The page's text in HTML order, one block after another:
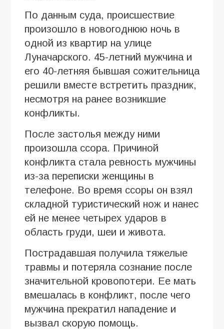
По данным суда, происшествие
произошло в новогоднюю ночь в
одной из квартир на улице
Луначарского. 45-летний мужчина и
его 40-летняя бывшая сожительница
решили вместе встретить праздник,
несмотря на ранее возникшие
конфликты.
После застолья между ними
произошла ссора. Причиной
конфликта стала ревность мужчины
из-за переписки женщины в
телефоне. Во время ссоры он взял
складной туристический нож и нанес
ей не менее четырех ударов в
область груди, шеи и живота.
Пострадавшая получила тяжелые
травмы и потеряла сознание после
значительной кровопотери. Ее мать
вмешалась в конфликт, после чего
мужчина прекратил нападение и
вызвал скорую помощь.